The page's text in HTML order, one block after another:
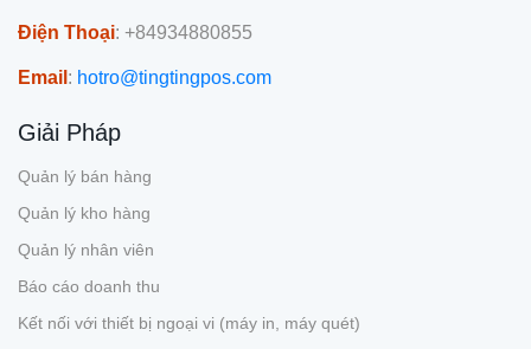
Điện Thoại: +84934880855
Email : hotro@tingtingpos.com
Giải Pháp
Quản lý bán hàng
Quản lý kho hàng
Quản lý nhân viên
Báo cáo doanh thu
Kết nối với thiết bị ngoại vi (máy in, máy quét)